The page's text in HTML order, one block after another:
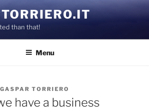
than that!
Menu
GASPAR TORRIERO
have a business